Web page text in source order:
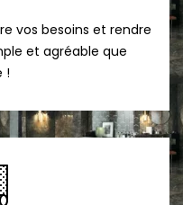
vos besoins et rendre
et agréable que
!